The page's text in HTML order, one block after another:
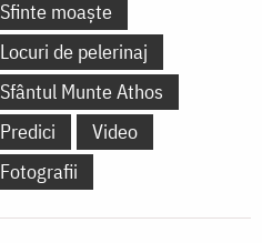
Sfinte moaște
Locuri de pelerinaj
Sfântul Munte Athos
Predici
Video
Fotografii